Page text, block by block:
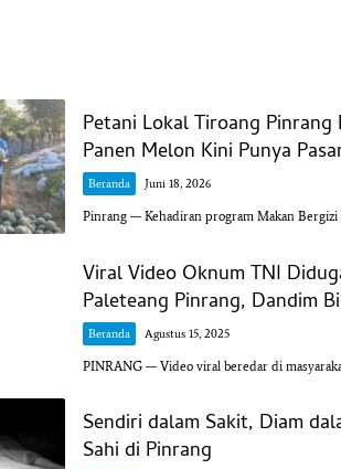
Petani Lokal Tiroang
Panen Melon Kini Punya
Beranda Juni 18, 2026
Pinrang — Kehadiran program Makan
Viral Video Oknum TNI
Paleteang Pinrang, Dandim
Beranda Agustus 15, 2025
PINRANG — Video viral beredar di
Sendiri dalam Sakit, Diam
Sahi di Pinrang